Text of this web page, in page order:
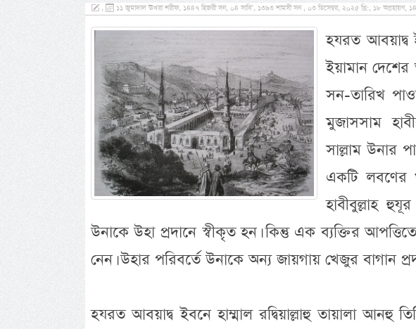
, ১১ জুমাদাল ঊখরা শরীফ, ১৪৪৭ হিজরী সন, ০৪ সাবি’, ১৩৯৩ শামসী সন , ০৩ ডিসেম্বর, ২০২৫ খ্রি:, ১৮
হযরত আবয়াদ্ব
ইয়ামান
সন-তারিখ
মুজাসসাম
সাল্লাম উনার
একটি লবণের
হাবীবুল্লাহ
উনাকে উহা প্রদানে স্বীকৃত হন। কিন্তু এক ব্যক্তির
নেন। উহার পরিবর্তে উনাকে অন্য জায়গায় খেজুর বাগান
হযরত আবয়াদ্ব ইবনে হাম্মাল রদ্বিয়াল্লাহু তায়ালা আনহু